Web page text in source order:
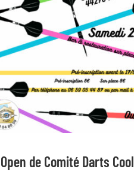
Open de Comité Darts Cool